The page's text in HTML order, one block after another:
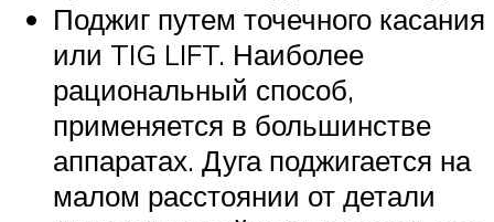
Поджиг путем точечного касания
или TIG LIFT. Наиболее
рациональный способ,
применяется в большинстве
аппаратах. Дуга поджигается на
малом расстоянии от детали